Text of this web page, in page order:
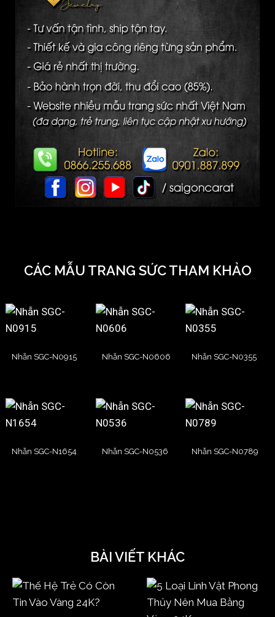
CÁC MẪU TRANG SỨC THAM KHẢO
Nhẫn SGC-N0915 Nhẫn SGC-N0606 Nhẫn SGC-N0355
Nhẫn SGC-N1654 Nhẫn SGC-N0536 Nhẫn SGC-N0789
BÀI VIẾT KHÁC